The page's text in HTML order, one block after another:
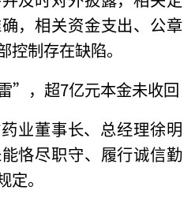
，相关资金支出、公章
制存在缺陷。
业董事长、总经理徐明
恪尽职守、履行诚信勤
。